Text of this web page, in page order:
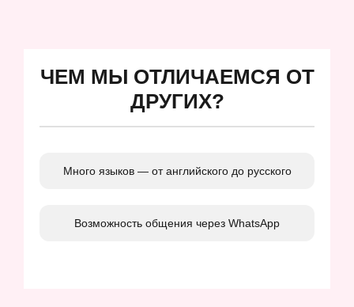
ЧЕМ МЫ ОТЛИЧАЕМСЯ ОТ
ДРУГИХ?
Много языков — от английского до русского
Возможность общения через WhatsApp